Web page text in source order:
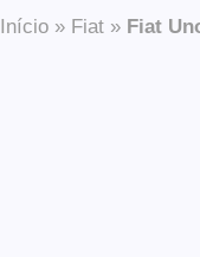
Início » Fiat » Fiat